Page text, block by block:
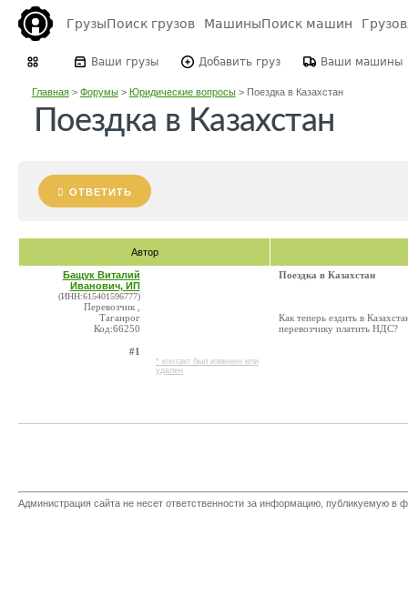
ГрузыПоиск грузов МашиныПоиск машин
Ваши грузы Добавить груз Ваши машины
Главная> Форумы> Юридические вопросы> Поездка в Казахстан
Поездка в Казахстан
ОТВЕТИТЬ
Автор
Бащук Виталий
Иванович, ИП
(ИНН:615401596777)
Перевозчик ,
Таганрог
Код:66250
#1
* контакт был изменен или
удален
Поездка в Казахстан
Как теперь ездить в
перевозчику платить НДС?
Администрация сайта не несет ответственности за информацию, публикуемую